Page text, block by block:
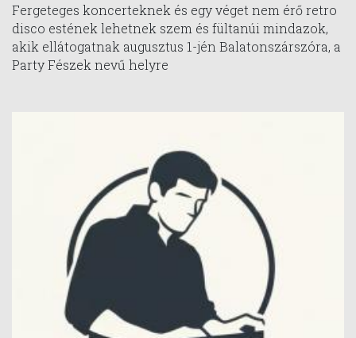
Fergeteges koncerteknek és egy véget nem érő retro
disco estének lehetnek szem és fültanúi mindazok,
akik ellátogatnak augusztus 1-jén Balatonszárszóra, a
Party Fészek nevű helyre